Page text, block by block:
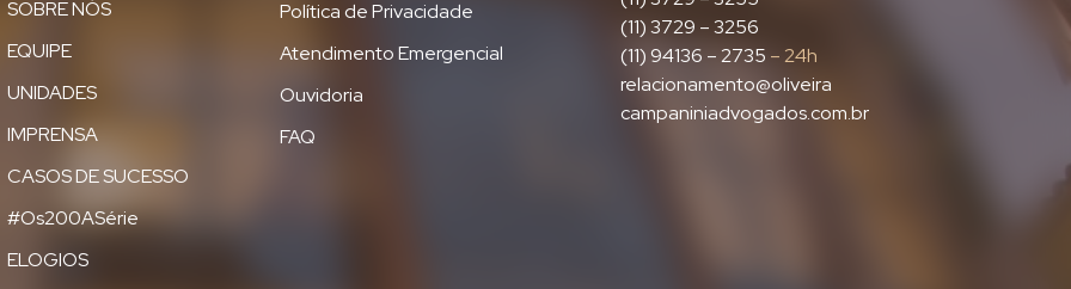
SOBRE NÓS
EQUIPE
UNIDADES
IMPRENSA
CASOS DE SUCESSO
#Os200ASérie
ELOGIOS
Política de Privacidade
Atendimento Emergencial
Ouvidoria
FAQ
(11) 3729 – 3256
(11) 94136 – 2735 – 24h
relacionamento@oliveira
campaniniadvogados.com.br